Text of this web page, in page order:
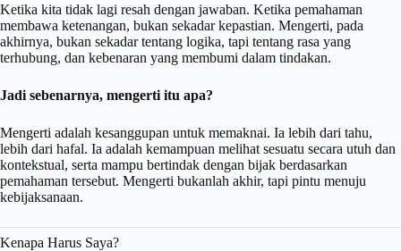
Ketika kita tidak lagi resah dengan jawaban. Ketika pemahaman
membawa ketenangan, bukan sekadar kepastian. Mengerti, pada
akhirnya, bukan sekadar tentang logika, tapi tentang rasa yang
terhubung, dan kebenaran yang membumi dalam tindakan.
Jadi sebenarnya, mengerti itu apa?
Mengerti adalah kesanggupan untuk memaknai. Ia lebih dari tahu,
lebih dari hafal. Ia adalah kemampuan melihat sesuatu secara utuh dan
kontekstual, serta mampu bertindak dengan bijak berdasarkan
pemahaman tersebut. Mengerti bukanlah akhir, tapi pintu menuju
kebijaksanaan.
Kenapa Harus Saya?